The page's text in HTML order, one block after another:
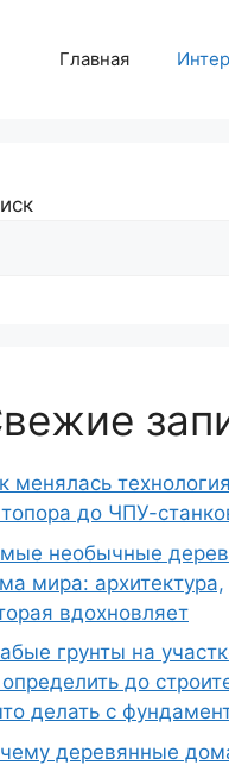
Главная
менялась
топора до ЧПУ-
необычные
мира: архитектура,
вдохновляет
грунты на
до
делать с
деревянные